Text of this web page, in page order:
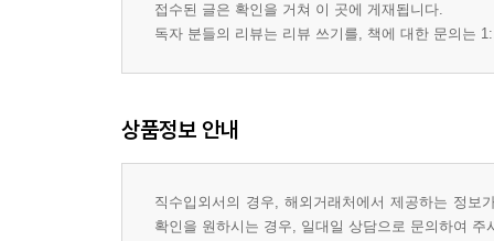
접수된 글은 확인을 거쳐 이 곳에 게재됩니다.
독자 분들의 리뷰는 리뷰 쓰기를, 책에 대한 문의는
상품정보 안내
직수입외서의 경우, 해외거래처에서 제공하는 정
확인을 원하시는 경우, 일대일 상담으로 문의하여 주